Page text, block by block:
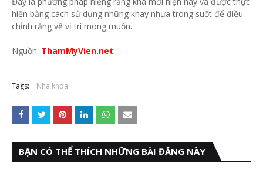
hiện bằng cách sử dụng những khay nhựa trong suốt để điều
chỉnh răng về vị trí mong muốn.
Nguồn: ThamMyVien.net
Tags: Nha khoa
BẠN CÓ THỂ THÍCH NHỮNG BÀI ĐĂNG NÀY